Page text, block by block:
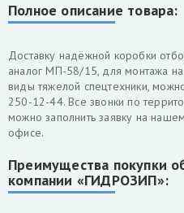
Полное описание товара:
Доставку надёжной коробки
аналог МП-58/15, для монтажа
виды тяжелой спецтехники,
250-12-44. Все звонки по
можно заполнить заявку на
офисе.
Преимущества покупки
компании «ГИДРОЗИП»: